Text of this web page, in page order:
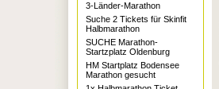
3-Länder-Marathon
Suche 2 Tickets für Skinfit
Halbmarathon
SUCHE Marathon-
Startzplatz Oldenburg
HM Startplatz Bodensee
Marathon gesucht